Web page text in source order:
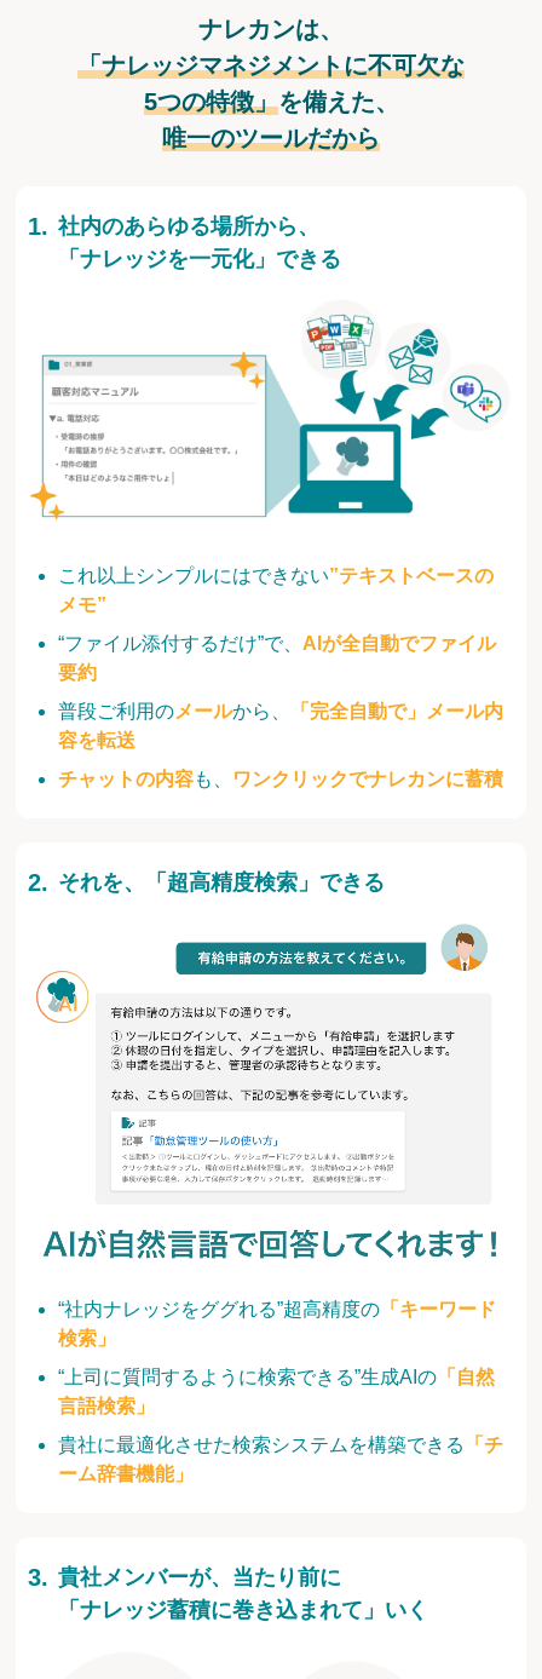
ナレカンは、
「ナレッジマネジメントに不可欠な
5つの特徴」を備えた、
唯一のツールだから
これ以上シンプルにはできない”テキストベースの
メモ”
“ファイル添付するだけ”で、 AIが全自動でファイル
要約
普段ご利用のメールから、
「完全自動で」メール内
容を転送
チャットの内容も、 ワンクリックでナレカンに蓄積
社内のあらゆる場所から、
「ナレッジを一元化」できる
“社内ナレッジをググれる”超高精度の 「キーワード
検索」
“上司に質問するように検索できる”生成AIの 「自然
言語検索」
貴社に最適化させた検索システムを構築できる
「チ
ーム辞書機能」
それを、「超高精度検索」できる
貴社メンバーが、当たり前に
「ナレッジ蓄積に巻き込まれて」いく